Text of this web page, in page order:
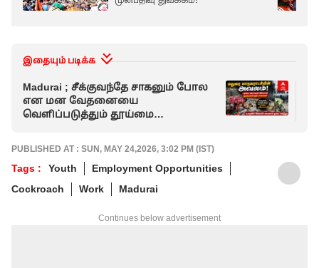
இதையும் படிக்க
Madurai ; சீக்குவந்தே சாகனும் போல
என மன வேதனையை
வெளிப்படுத்தும் தூய்மை
PUBLISHED AT : SUN, MAY 24,2026, 3:02 PM (IST)
Tags : Youth
Employment Opportunities
Cockroach
Work Madurai
Continues below advertisement